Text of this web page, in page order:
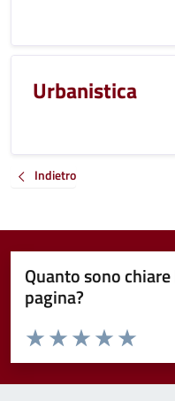
Urbanistica
Indietro
Quanto sono
pagina?
Valuta da 1 a 5 stelle la pagina
Valuta 5
Valuta 4
Valuta 3 stelle
Valuta 2 stelle su 5
Valuta 1 stelle su 5